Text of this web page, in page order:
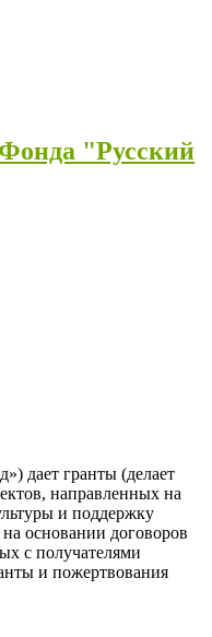
"Русский
дает гранты (делает
направленных на
и поддержку
основании договоров
с получателями
и пожертвования